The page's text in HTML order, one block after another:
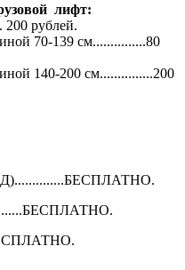
лифт:
200 рублей.
70-139 см...............80
140-200 см...............200